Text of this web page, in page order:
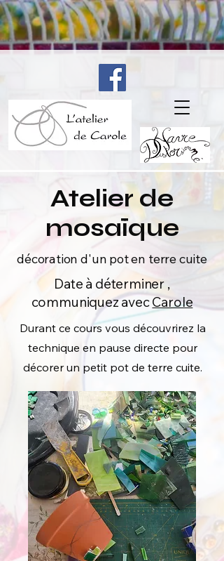
Atelier de
mosaïque
décoration d'un pot en terre cuite
Date à déterminer ,
communiquez avecCarole
Durant ce cours vous découvrirez la
technique en pause directe pour
décorer un petit pot de terre cuite.